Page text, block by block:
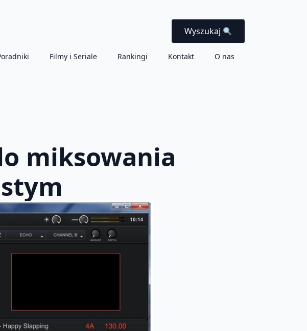
Wyszukaj
Filmy i Seriale Rankingi Kontakt O nas
miksowania